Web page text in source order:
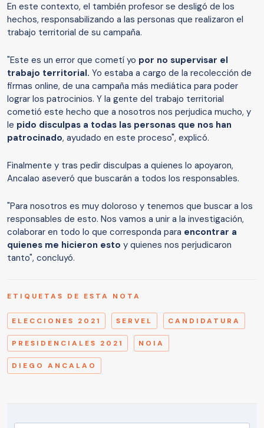
En este contexto, el también profesor se desligó de los
hechos, responsabilizando a las personas que realizaron el
trabajo territorial de su campaña.
"Este es un error que cometí yo por no supervisar el
trabajo territorial. Yo estaba a cargo de la recolección de
firmas online, de una campaña más mediática para poder
lograr los patrocinios. Y la gente del trabajo territorial
cometió este hecho que a nosotros nos perjudica mucho, y
le pido disculpas a todas las personas que nos han
patrocinado, ayudado en este proceso", explicó.
Finalmente y tras pedir disculpas a quienes lo apoyaron,
Ancalao aseveró que buscarán a todos los responsables.
"Para nosotros es muy doloroso y tenemos que buscar a los
responsables de esto. Nos vamos a unir a la investigación,
colaborar en todo lo que corresponda para encontrar a
quienes me hicieron esto y quienes nos perjudicaron
tanto", concluyó.
ETIQUETAS DE ESTA NOTA
ELECCIONES 2021 SERVEL CANDIDATURA
PRESIDENCIALES 2021 NOIA
DIEGO ANCALAO